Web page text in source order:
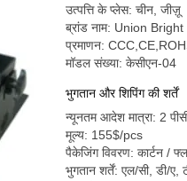
उत्पत्ति के प्लेस: चीन, जीज़ू
ब्रांड नाम: Union Bright
प्रमाणन:
मॉडल संख्या: केसीएन-04
भुगतान और शिपिंग की शर्तें
न्यूनतम आदेश मात्रा: 2
मूल्य: 155$/pcs
पैकेजिंग विवरण: कार्टन /
भुगतान शर्तें: एल/सी, डी/ए,